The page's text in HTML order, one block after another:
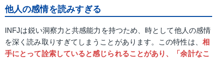
他人の感情を読みすぎる
INFJは鋭い洞察力と共感能力を持つため、時として他人の感情
を深く読み取りすぎてしまうことがあります。この特性は、 相
手にとって詮索していると感じられることがあり、「余計なこ